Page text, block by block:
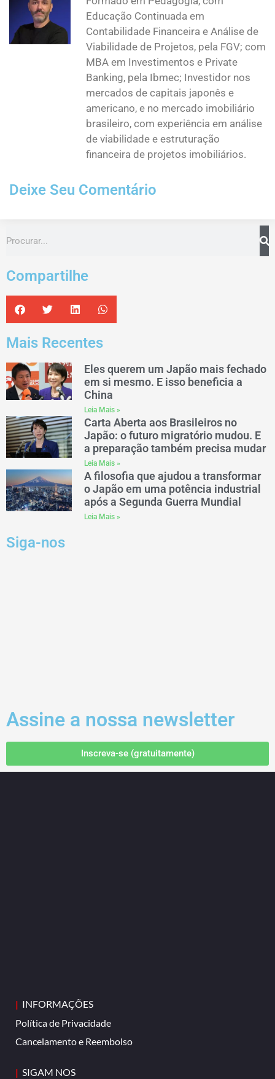
Educação Continuada em
Contabilidade Financeira e Análise de
Viabilidade de Projetos, pela FGV; com
MBA em Investimentos e Private
Banking, pela Ibmec; Investidor nos
mercados de capitais japonês e
americano, e no mercado imobiliário
brasileiro, com experiência em análise
de viabilidade e estruturação
financeira de projetos imobiliários.
Deixe Seu Comentário
Compartilhe
Mais Recentes
Eles querem um Japão mais fechado
em si mesmo. E isso beneficia a
China
Leia Mais »
Carta Aberta aos Brasileiros no
Japão: o futuro migratório mudou. E
a preparação também precisa mudar
Leia Mais »
A filosofia que ajudou a transformar
o Japão em uma potência industrial
após a Segunda Guerra Mundial
Leia Mais »
Siga-nos
Assine a nossa newsletter
Inscreva-se (gratuitamente)
| INFORMAÇÕES
Política de Privacidade
Cancelamento e Reembolso
| SIGAM NOS